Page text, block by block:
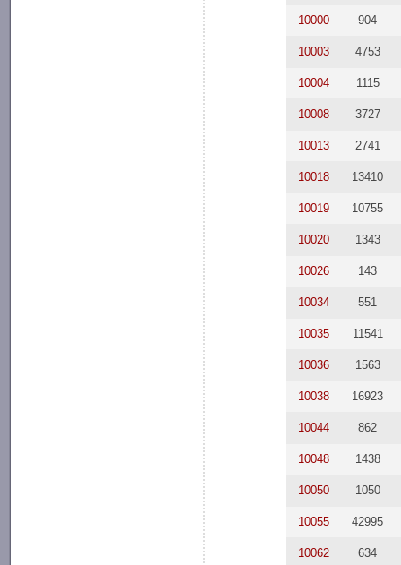
10000 904
10003 4753
10004 1115
10008 3727
10013 2741
10018 13410
10019 10755
10020 1343
10026 143
10034 551
10035 11541
10036 1563
10038 16923
10044 862
10048 1438
10050 1050
10055 42995
10062 634